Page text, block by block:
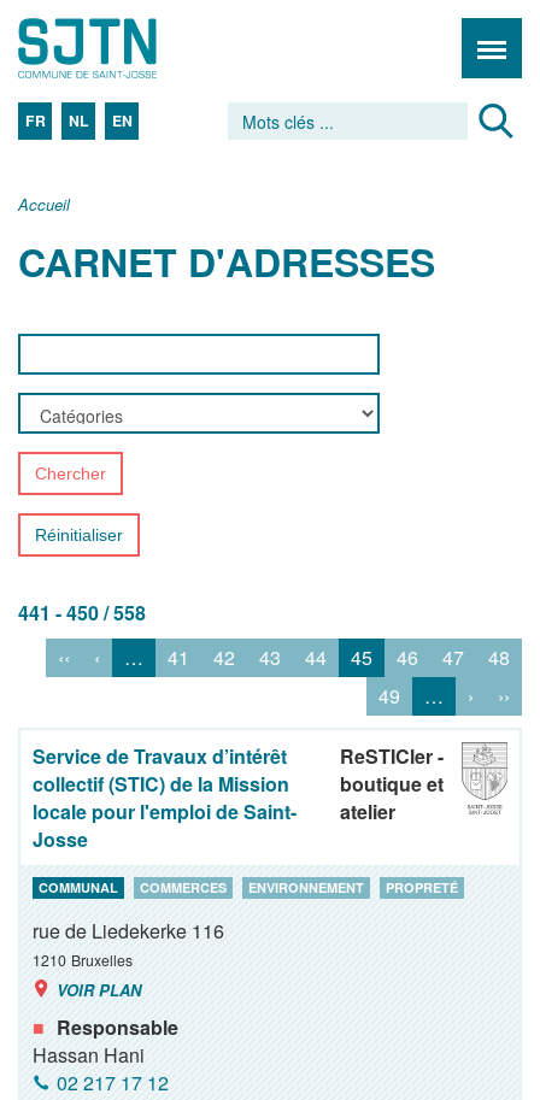
FR NL EN
Accueil
CARNET D'ADRESSES
Chercher
Réinitialiser
441 - 450 / 558
‹‹
‹ … 41 42 43 44 45 46 47
48
49
… › ››
Service de Travaux d’intérêt
collectif (STIC) de la Mission
locale pour l'emploi de Saint-
Josse
ReSTICler -
boutique et
atelier
COMMUNAL COMMERCES ENVIRONNEMENT PROPRETÉ
rue de Liedekerke 116
1210 Bruxelles
VOIR PLAN
Responsable
Hassan Hani
02 217 17 12